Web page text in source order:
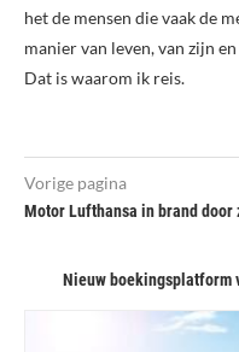
het de mensen die vaak de
manier van leven, van zijn
Dat is waarom ik reis.
Vorige pagina
Motor Lufthansa in brand door
Nieuw boekingsplatform